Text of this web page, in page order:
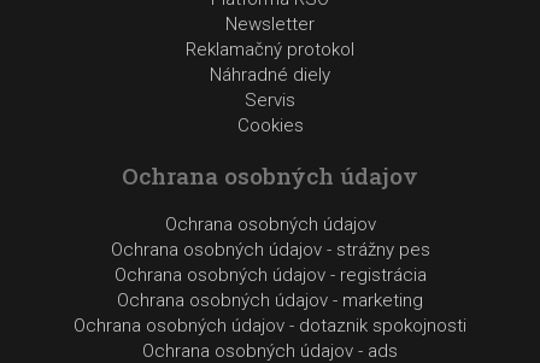
Newsletter
Reklamačný protokol
Náhradné diely
Servis
Cookies
Ochrana osobných údajov
Ochrana osobných údajov
Ochrana osobných údajov - strážny pes
Ochrana osobných údajov - registrácia
Ochrana osobných údajov - marketing
Ochrana osobných údajov - dotaznik spokojnosti
Ochrana osobných údajov - ads